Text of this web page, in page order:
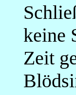
keine
Zeit